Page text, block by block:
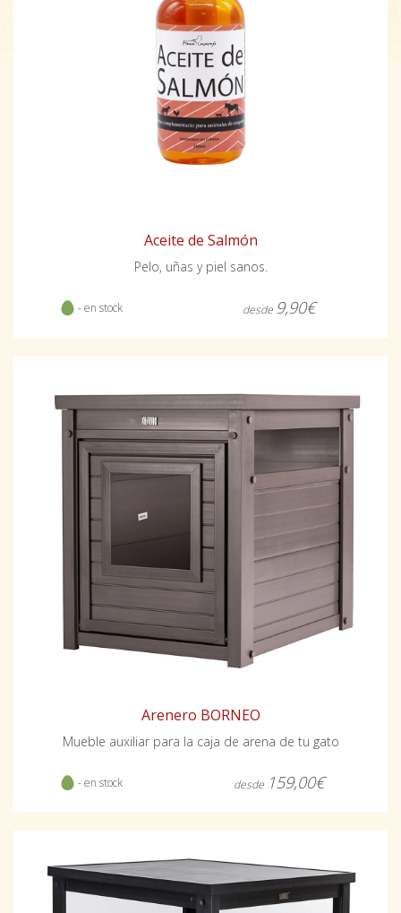
Aceite de Salmón
Pelo, uñas y piel sanos.
- en stock desde 9,90€
Arenero BORNEO
Mueble auxiliar para la caja de arena de tu gato
- en stock desde 159,00€